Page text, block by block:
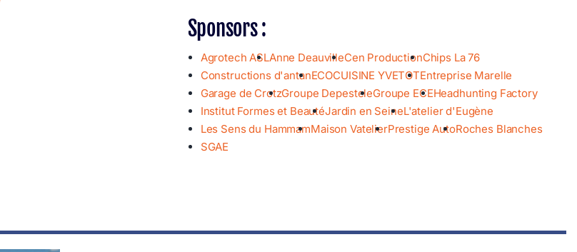
Sponsors :
Agrotech ASLAnne DeauvilleCen ProductionChips La 76
Constructions d'antanECOCUISINE YVETOTEntreprise Marelle
Garage de CrotzGroupe DepesteleGroupe ECEHeadhunting Factory
Institut Formes et BeautéJardin en SeineL'atelier d'Eugène
Les Sens du HammamMaison VatelierPrestige AutoRoches Blanches
SGAE